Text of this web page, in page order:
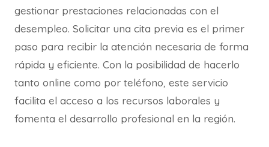
gestionar prestaciones relacionadas con el
desempleo. Solicitar una cita previa es el primer
paso para recibir la atención necesaria de forma
rápida y eficiente. Con la posibilidad de hacerlo
tanto online como por teléfono, este servicio
facilita el acceso a los recursos laborales y
fomenta el desarrollo profesional en la región.